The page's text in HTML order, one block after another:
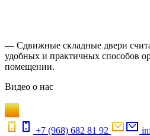
— Сдвижные складные двери
удобных и практичных способов
помещении.
Видео о нас
+7 (968) 682 81 92